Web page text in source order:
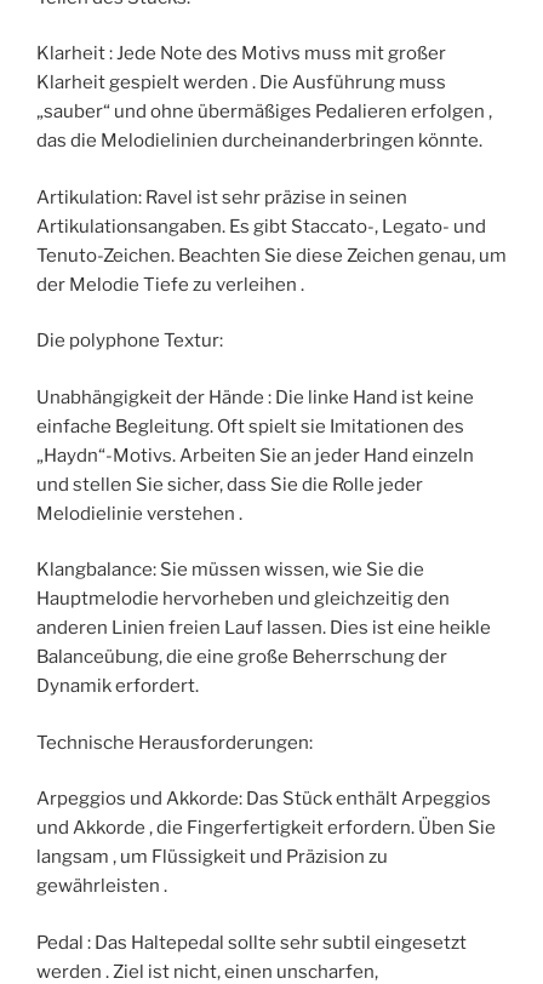
Klarheit : Jede Note des Motivs muss mit großer
Klarheit gespielt werden . Die Ausführung muss
„sauber“ und ohne übermäßiges Pedalieren erfolgen ,
das die Melodielinien durcheinanderbringen könnte.
Artikulation: Ravel ist sehr präzise in seinen
Artikulationsangaben. Es gibt Staccato-, Legato- und
Tenuto-Zeichen. Beachten Sie diese Zeichen genau, um
der Melodie Tiefe zu verleihen .
Die polyphone Textur:
Unabhängigkeit der Hände : Die linke Hand ist keine
einfache Begleitung. Oft spielt sie Imitationen des
„Haydn“-Motivs. Arbeiten Sie an jeder Hand einzeln
und stellen Sie sicher, dass Sie die Rolle jeder
Melodielinie verstehen .
Klangbalance: Sie müssen wissen, wie Sie die
Hauptmelodie hervorheben und gleichzeitig den
anderen Linien freien Lauf lassen. Dies ist eine heikle
Balanceübung, die eine große Beherrschung der
Dynamik erfordert.
Technische Herausforderungen:
Arpeggios und Akkorde: Das Stück enthält Arpeggios
und Akkorde , die Fingerfertigkeit erfordern. Üben Sie
langsam , um Flüssigkeit und Präzision zu
gewährleisten .
Pedal : Das Haltepedal sollte sehr subtil eingesetzt
werden . Ziel ist nicht, einen unscharfen,